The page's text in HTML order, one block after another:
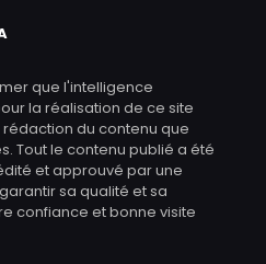
que l'intelligence
la réalisation de ce site
du contenu que
Tout le contenu publié a été
et approuvé par une
sa qualité et sa
confiance et bonne visite